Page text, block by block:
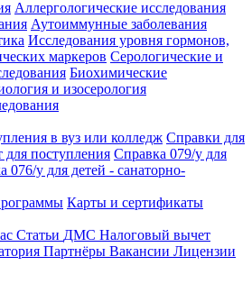
Аллергологические исследования
Аутоиммунные заболевания
Исследования уровня гормонов,
маркеров Серологические и
Биохимические
и изосерология
в вуз или колледж Справки для
поступления Справка 079/у для
076/у для детей - санаторно-
Карты и сертификаты
Статьи ДМС Налоговый вычет
Партнёры Вакансии Лицензии